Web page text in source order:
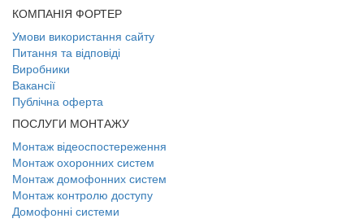
КОМПАНІЯ ФОРТЕР
Умови використання сайту
Питання та відповіді
Виробники
Вакансії
Публічна оферта
ПОСЛУГИ МОНТАЖУ
Монтаж відеоспостереження
Монтаж охоронних систем
Монтаж домофонних систем
Монтаж контролю доступу
Домофонні системи